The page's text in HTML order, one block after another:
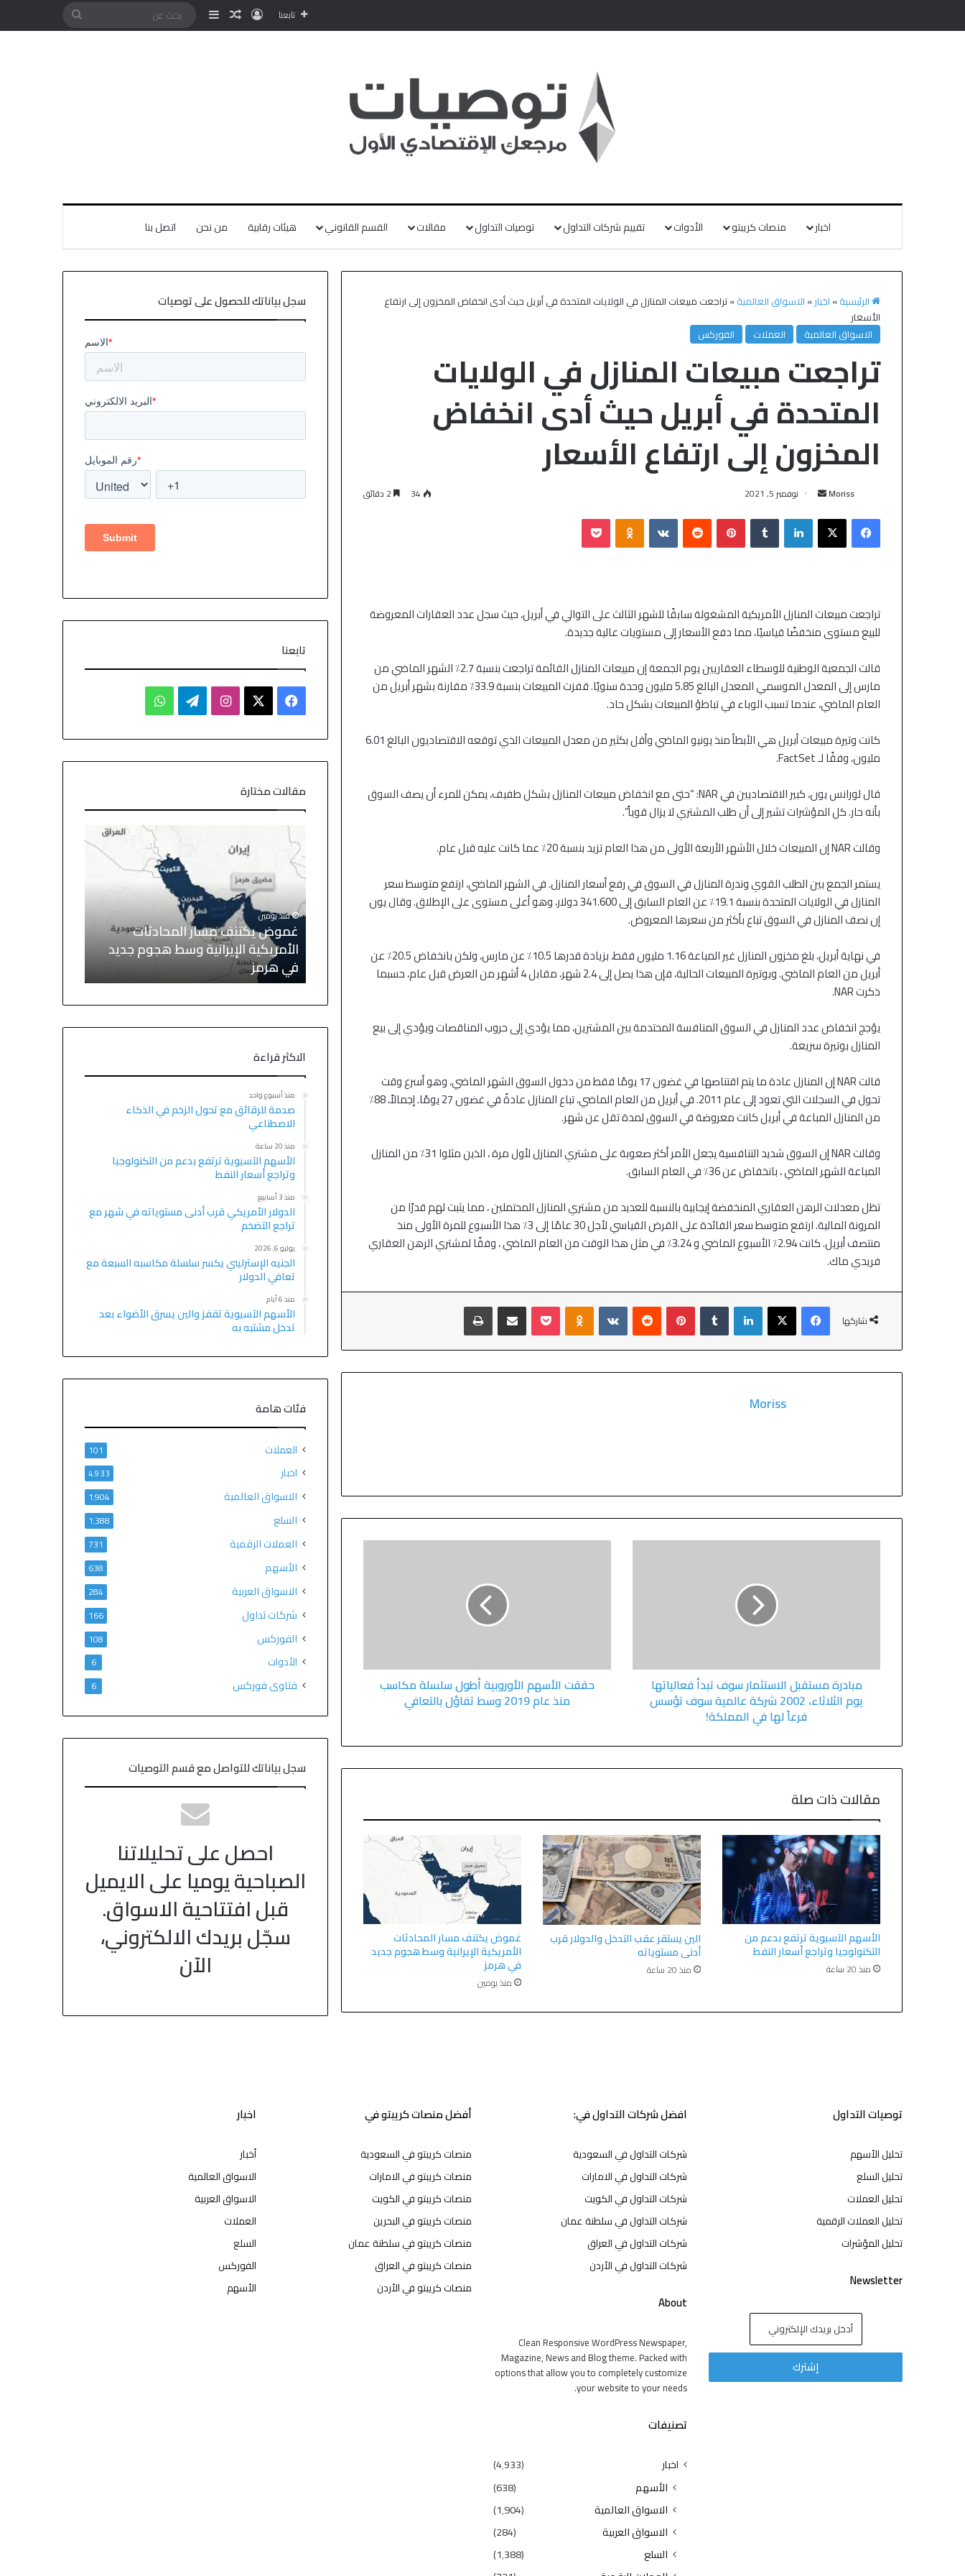
تابعنا
اخبار منصات كريبتو الأدوات تقييم شركات التداول توصيات التداول مقالات القسم القانوني هيئات رقابية من نحن اتصل بنا
الرئيسية» اخبار» الاسواق العالمية»تراجعت مبيعات المنازل في الولايات المتحدة في أبريل حيث أدى انخفاض المخزون إلى ارتفاع
الأسعار
الاسواق العالمية
العملات الفوركس
تراجعت مبيعات المنازل في الولايات
المتحدة في أبريل حيث أدى انخفاض
المخزون إلى ارتفاع الأسعار
Moriss نوفمبر 5, 2021 34
تراجعت مبيعات المنازل الأمريكية المشغولة سابقًا للشهر الثالث على التوالي في أبريل، حيث سجل عدد العقارات المعروضة
للبيع مستوى منخفضًا قياسيًا، مما دفع الأسعار إلى مستويات عالية جديدة.
قالت الجمعية الوطنية للوسطاء العقاريين يوم الجمعة إن مبيعات المنازل القائمة تراجعت بنسبة 2.7٪ الشهر الماضي من
مارس إلى المعدل الموسمي المعدل البالغ 5.85 مليون وحدة سنويًا. قفزت المبيعات بنسبة 33.9٪ مقارنة بشهر أبريل من
العام الماضي، عندما تسبب الوباء في تباطؤ المبيعات بشكل حاد.
كانت وتيرة مبيعات أبريل هي الأبطأ منذ يونيو الماضي وأقل بكثير من معدل المبيعات الذي توقعه الاقتصاديون البالغ 6.01
مليون، وفقًا لـ FactSet.
قال لورانس يون، كبير الاقتصاديين في NAR: “حتى مع انخفاض مبيعات المنازل بشكل طفيف، يمكن للمرء أن يصف السوق
بأنه حار. كل المؤشرات تشير إلى أن طلب المشتري لا يزال قوياً”.
وقالت NAR إن المبيعات خلال الأشهر الأربعة الأولى من هذا العام تزيد بنسبة 20٪ عما كانت عليه قبل عام.
يستمر الجمع بين الطلب القوي وندرة المنازل في السوق في رفع أسعار المنازل. في الشهر الماضي، ارتفع متوسط ​​سعر
المنازل في الولايات المتحدة بنسبة 19.1٪ عن العام السابق إلى 341.600 دولار، وهو أعلى مستوى على الإطلاق. وقال يون
إن نصف المنازل في السوق تباع بأكثر من سعرها المعروض.
في نهاية أبريل، بلغ مخزون المنازل غير المباعة 1.16 مليون فقط، بزيادة قدرها 10.5٪ عن مارس، ولكن بانخفاض 20.5٪ عن
أبريل من العام الماضي. وبوتيرة المبيعات الحالية، فإن هذا يصل إلى 2.4 شهر، مقابل 4 أشهر من العرض قبل عام، حسبما
ذكرت NAR.
يؤجج انخفاض عدد المنازل في السوق المنافسة المحتدمة بين المشترين، مما يؤدي إلى حروب المناقصات ويؤدي إلى بيع
المنازل بوتيرة سريعة.
قالت NAR إن المنازل عادة ما يتم اقتناصها في غضون 17 يومًا فقط من دخول السوق الشهر الماضي، وهو أسرع وقت
تحول في السجلات التي تعود إلى عام 2011. في أبريل من العام الماضي، تباع المنازل عادةً في غضون 27 يومًا. إجمالاً، 88٪
من المنازل المباعة في أبريل كانت معروضة في السوق لمدة تقل عن شهر.
وقالت NAR إن السوق شديد التنافسية يجعل الأمر أكثر صعوبة على مشتري المنازل لأول مرة ، الذين مثلوا 31٪ من المنازل
المباعة الشهر الماضي ، بانخفاض عن 36٪ في العام السابق.
تظل معدلات الرهن العقاري المنخفضة إيجابية بالنسبة للعديد من مشتري المنازل المحتملين ، مما يثبت لهم قدرًا من
المرونة المالية. ارتفع متوسط سعر الفائدة على القرض القياسي لأجل 30 عامًا إلى 3٪ هذا الأسبوع للمرة الأولى منذ
منتصف أبريل. كانت 2.94٪ الأسبوع الماضي و 3.24٪ في مثل هذا الوقت من العام الماضي ، وفقًا لمشتري الرهن العقاري
فريدي ماك.
شاركها
Moriss
مبادرة مستقبل الاستثمار سوف تبدأ فعالياتها
يوم الثلاثاء، 2002 شركة عالمية سوف تؤسس
فرعاً لها في المملكة!
حققت الأسهم الأوروبية أطول سلسلة مكاسب
منذ عام 2019 وسط تفاؤل بالتعافي
مقالات ذات صلة
الأسهم الآسيوية ترتفع بدعم من
التكنولوجيا وتراجع أسعار النفط
منذ 20 ساعة
الين يستقر عقب التدخل والدولار قرب
أدنى مستوياته
منذ 20 ساعة
غموض يكتنف مسار المحادثات
الأمريكية الإيرانية وسط هجوم جديد
في هرمز
منذ يومين
سجل بياناتك للحصول على توصيات
تابعنا
مقالات مختارة
الأمريكية الإيرانية وسط هجوم جديد
في هرمز
منذ 20 ساعة
الأسهم الآسيوية ترتفع بدعم من
التكنولوجيا وتراجع أسعار النفط
الاكثر قراءة
منذ أسبوع واحد
صدمة للرقائق مع تحول الزخم في الذكاء
الاصطناعي
منذ 20 ساعة
الأسهم الآسيوية ترتفع بدعم من التكنولوجيا
وتراجع أسعار النفط
منذ 3 أسابيع
الدولار الأمريكي قرب أدنى مستوياته في شهر مع
تراجع التضخم
يوليو 6, 2026
الجنيه الإسترليني يكسر سلسلة مكاسبه السبعة مع
تعافي الدولار
منذ 6 أيام
الأسهم الآسيوية تقفز والين يسرق الأضواء بعد
تدخل مشتبه به
فئات هامة
العملات 101
اخبار 4٬933
الاسواق العالمية 1٬904
السلع 1٬388
العملات الرقمية 731
الأسهم 638
الاسواق العربية 284
شركات تداول 166
الفوركس 108
الأدوات 6
فتاوى فوركس 6
سجل بياناتك للتواصل مع قسم التوصيات
احصل على تحليلاتنا
الصباحية يوميا على الايميل
قبل افتتاحية الاسواق.
سجّل بريدك الالكتروني،
الآن
توصيات التداول
تحليل الأسهم
تحليل السلع
تحليل العملات
تحليل العملات الرقمية
تحليل المؤشرات
Newsletter
افضل شركات التداول في:
شركات التداول في السعودية
شركات التداول في الامارات
شركات التداول في الكويت
شركات التداول في سلطنة عمان
شركات التداول في العراق
شركات التداول في الأردن
About
Clean Responsive WordPress Newspaper,
Magazine, News and Blog theme. Packed with
options that allow you to completely customize
your website to your needs.
تصنيفات
اخبار (4٬933)
الأسهم
(638)
الاسواق العالمية
(1٬904)
الاسواق العربية
(284)
السلع
(1٬388)
أفضل منصات كريبتو في
منصات كريبتو في السعودية
منصات كريبتو في الامارات
منصات كريبتو في الكويت
منصات كريبتو في البحرين
منصات كريبتو في سلطنة عمان
منصات كريبتو في العراق
منصات كريبتو في الأردن
اخبار
أخبار
الاسواق العالمية
الاسواق العربية
العملات
السلع
الفوركس
الأسهم